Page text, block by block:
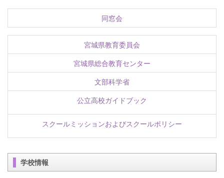
同窓会
宮城県教育委員会
宮城県総合教育センター
文部科学省
公立高校ガイドブック
スクールミッションおよびスクールポリシー
学校情報